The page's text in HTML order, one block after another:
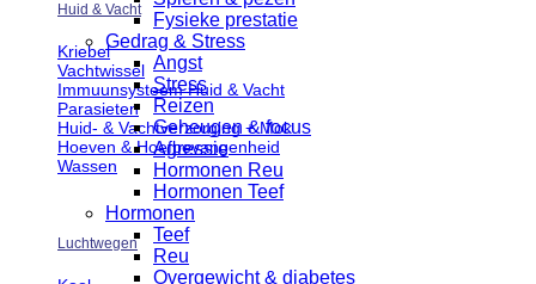
Huid & Vacht
Kriebel
Vachtwissel
Immuunsysteem Huid & Vacht
Parasieten
Huid- & Vachtverzorging + Mok
Hoeven & Hoefbevangenheid
Wassen
Luchtwegen
Fysieke prestatie
Gedrag & Stress
Angst
Stress
Reizen
Geheugen & focus
Agressie
Hormonen Reu
Hormonen Teef
Hormonen
Teef
Reu
Overgewicht & diabetes